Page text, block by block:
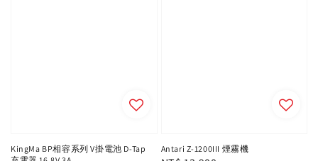
KingMa BP相容系列 V掛電池 D-Tap
Antari Z-1200III 煙霧機